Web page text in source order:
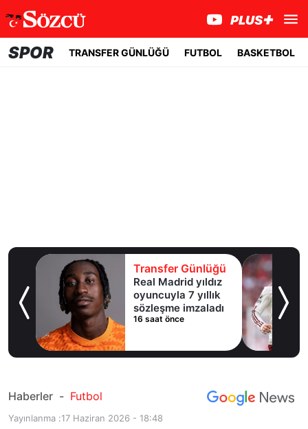
SPOR TRANSFER GÜNLÜĞÜ FUTBOL BASKETBOL
Transfer Günlüğü
Real Madrid yıldız
oyuncuyla 7 yıllık
sözleşme imzaladı
16 saat önce
Haberler - Futbol
Yayınlanma :17 Haziran 2026 - 18:48